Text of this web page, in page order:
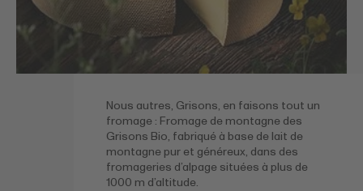
Nous autres, Grisons, en faisons tout un
fromage : Fromage de montagne des
Grisons Bio, fabriqué à base de lait de
montagne pur et généreux, dans des
fromageries d’alpage situées à plus de
1000 m d’altitude.